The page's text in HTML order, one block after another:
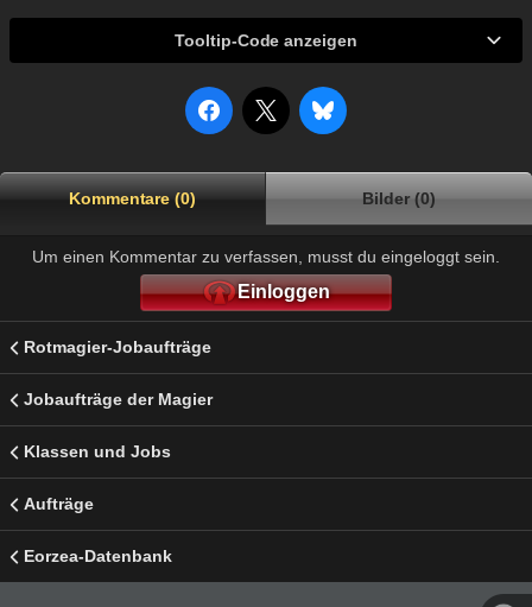
Tooltip-Code anzeigen
Kommentare (0) Bilder (0)
Um einen Kommentar zu verfassen, musst du eingeloggt sein.
Einloggen
Rotmagier-Jobaufträge
Jobaufträge der Magier
Klassen und Jobs
Aufträge
Eorzea-Datenbank